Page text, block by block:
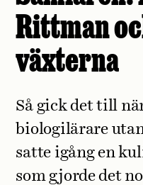
Rittman
växterna
Så gick det till
biologilärare
satte igång en
som gjorde det